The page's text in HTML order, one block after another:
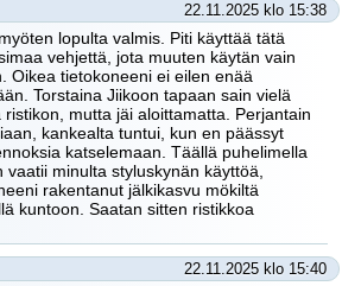
22.11.2025 klo 15:38
lopulta valmis. Piti käyttää tätä
vehjettä, jota muuten käytän vain
Oikea tietokoneeni ei eilen enää
Torstaina Jiikoon tapaan sain vielä
mutta jäi aloittamatta. Perjantain
kankealta tuntui, kun en päässyt
katselemaan. Täällä puhelimella
minulta styluskynän käyttöä,
rakentanut jälkikasvu mökiltä
kuntoon. Saatan sitten ristikkoa
22.11.2025 klo 15:40